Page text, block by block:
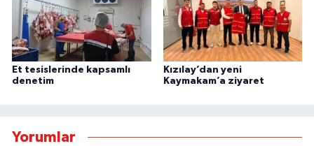
Et tesislerinde kapsamlı
denetim
Kızılay’dan yeni
Kaymakam’a ziyaret
Yorumlar